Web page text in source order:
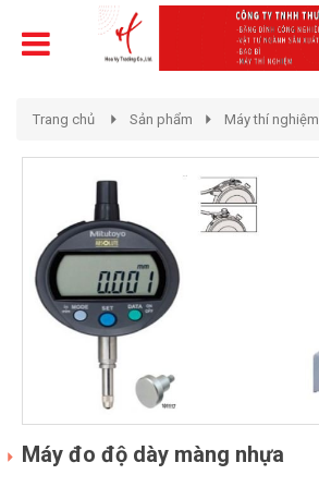
Trang chủ Sản phẩm Máy thí nghiệm
Máy đo độ dày màng nhựa